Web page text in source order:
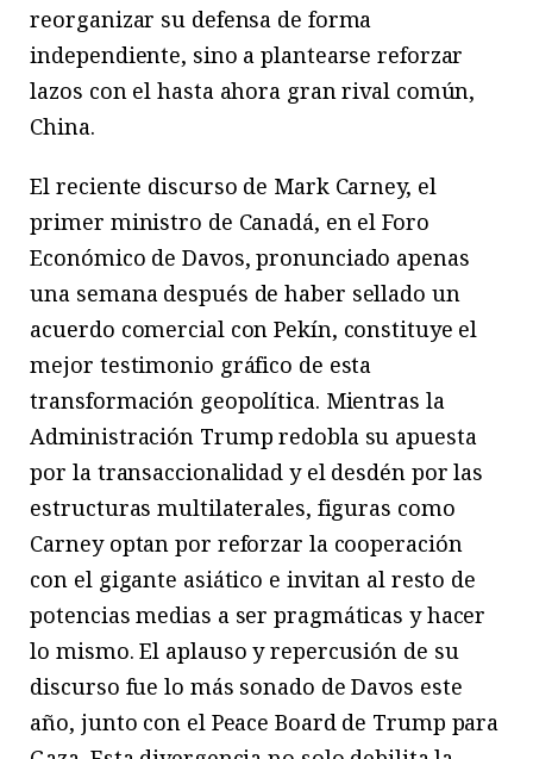
reorganizar su defensa de forma
independiente, sino a plantearse reforzar
lazos con el hasta ahora gran rival común,
China.
El reciente discurso de Mark Carney, el
primer ministro de Canadá, en el Foro
Económico de Davos, pronunciado apenas
una semana después de haber sellado un
acuerdo comercial con Pekín, constituye el
mejor testimonio gráfico de esta
transformación geopolítica. Mientras la
Administración Trump redobla su apuesta
por la transaccionalidad y el desdén por las
estructuras multilaterales, figuras como
Carney optan por reforzar la cooperación
con el gigante asiático e invitan al resto de
potencias medias a ser pragmáticas y hacer
lo mismo. El aplauso y repercusión de su
discurso fue lo más sonado de Davos este
año, junto con el Peace Board de Trump para